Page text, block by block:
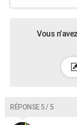
Vous
RÉPONSE 5 / 5